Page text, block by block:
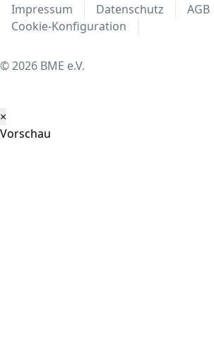
Impressum Datenschutz
AGB
Cookie-Konfiguration
© 2026 BME e.V.
×
Vorschau